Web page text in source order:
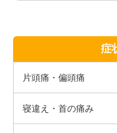
症
片頭痛・偏頭痛
寝違え・首の痛み